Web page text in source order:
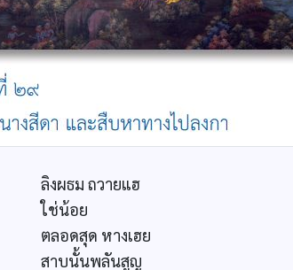
ลิงผธม ถวายแฮ
ใช่น้อย
ตลอดสุด หางเฮย
สาบนั้นพลันสูญ